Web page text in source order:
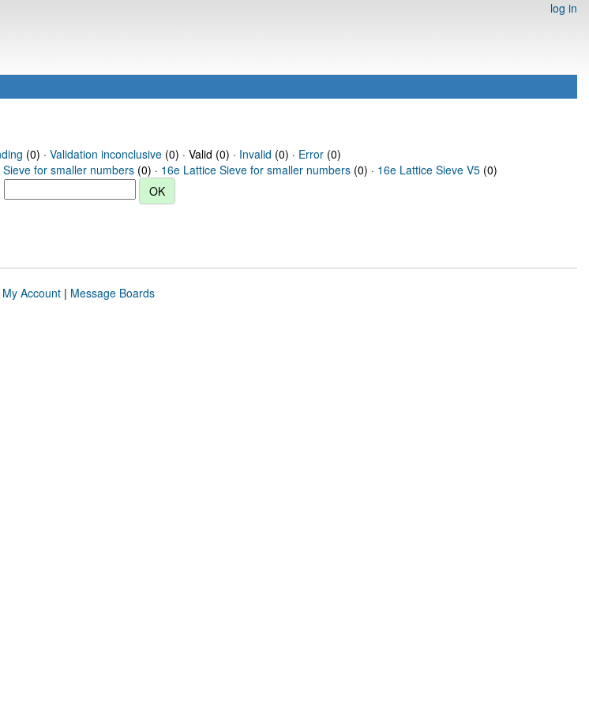
log in
(0) · Validation inconclusive(0) · Valid (0) · Invalid (0) · Error(0)
for smaller numbers (0) · 16e Lattice Sieve for smaller numbers (0) · 16e Lattice Sieve V5 (0)
My Account| Message Boards